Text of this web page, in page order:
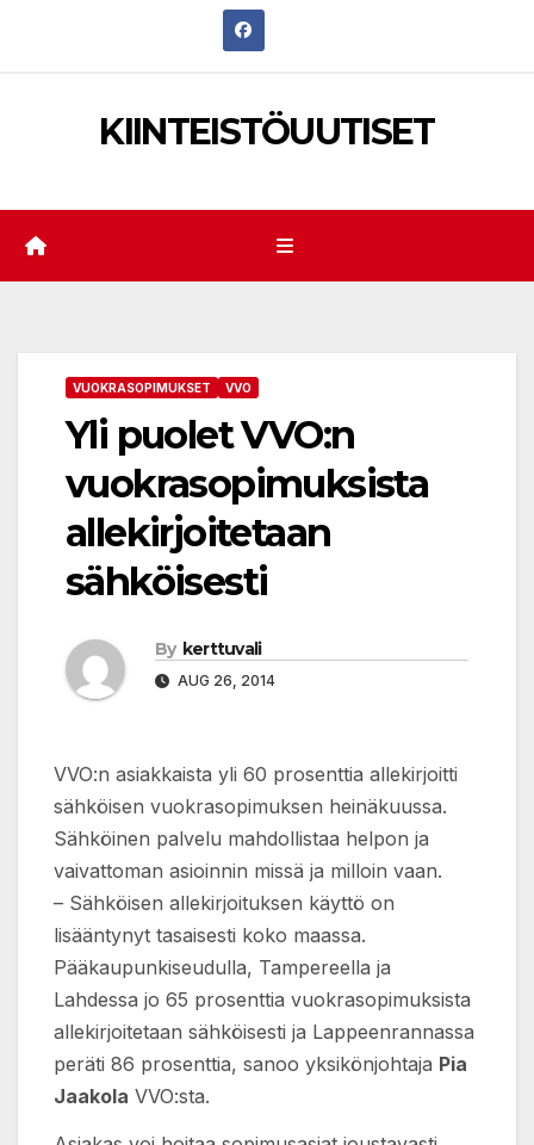
KIINTEISTÖUUTISET
VUOKRASOPIMUKSET VVO
Yli puolet VVO:n
vuokrasopimuksista
allekirjoitetaan
sähköisesti
By kerttuvali
AUG 26, 2014
VVO:n asiakkaista yli 60 prosenttia allekirjoitti
sähköisen vuokrasopimuksen heinäkuussa.
Sähköinen palvelu mahdollistaa helpon ja
vaivattoman asioinnin missä ja milloin vaan.
– Sähköisen allekirjoituksen käyttö on
lisääntynyt tasaisesti koko maassa.
Pääkaupunkiseudulla, Tampereella ja
Lahdessa jo 65 prosenttia vuokrasopimuksista
allekirjoitetaan sähköisesti ja Lappeenrannassa
peräti 86 prosenttia, sanoo yksikönjohtaja Pia
Jaakola VVO:sta.